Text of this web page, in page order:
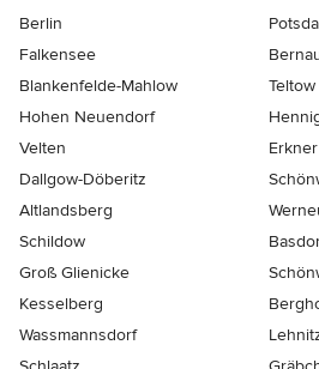
Berlin
Falkensee
Blankenfelde-Mahlow
Teltow
Hohen Neuendorf
Velten
Erkner
Dallgow-Döberitz
Altlandsberg
Schildow
Groß Glienicke
Kesselberg
Wassmannsdorf